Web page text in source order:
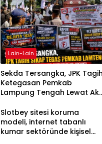
Lain-Lain
Sekda Tersangka, JPK Tagih
Ketegasan Pemkab
Lampung Tengah Lewat
Slotbey sitesi koruma
modeli, internet tabanlı
kumar sektöründe kişisel